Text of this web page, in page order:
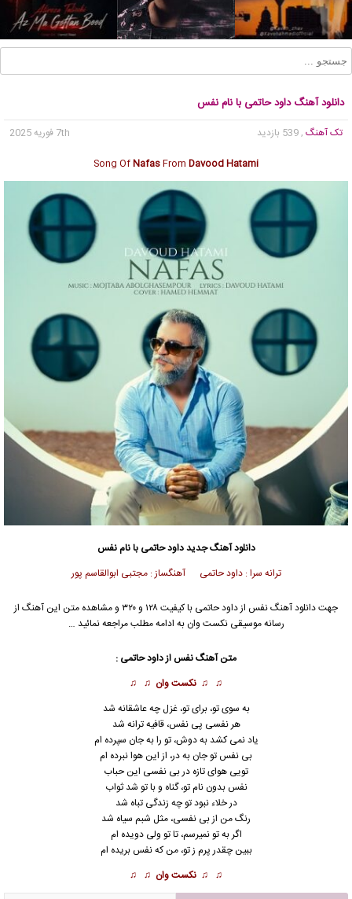
دانلود آهنگ داود حاتمی با نام نفس
تک آهنگ , 539 بازدید
7th فوریه 2025
Song OfNafasFrom Davood Hatami
دانلود آهنگ جدیدداود حاتمی با نام نفس
ترانه سرا : داود حاتمی آهنگساز : مجتبی ابوالقاسم پور
جهت دانلود آهنگ نفس از داود حاتمی با کیفیت ۱۲۸ و ۳۲۰ و مشاهده متن این آهنگ از
رسانه موسیقی نکست وان به ادامه مطلب مراجعه نمائید …
متن آهنگ نفس از داود حاتمی :
♫ ♫ نکست وان ♫ ♫
به سوی تو، برای تو، غزل چه عاشقانه شد
هر نفسی پی نفس، قافیه ترانه شد
یاد نمی کشد به دوش، تو را به جان سپرده ام
بی نفس تو جان به در، از این هوا نبرده ام
تویی هوای تازه در بی نفسی این حباب
نفس بدون نام تو، گناه و با تو شد ثواب
در خلاء نبود تو چه زندگی تباه شد
رنگ من از بی نفسی، مثل شبم سیاه شد
اگر به تو نمیرسم، تا تو ولی دویده ام
ببین چقدر پرم ز تو، من که نفس بریده ام
♫ ♫ نکست وان ♫ ♫